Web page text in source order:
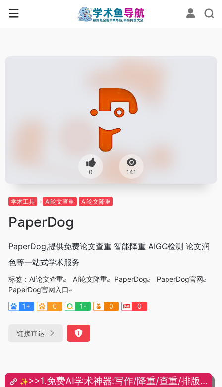
0 141
学术工具 AI论文查重 AI论文降重
PaperDog
PaperDog,提供免费论文查重 智能降重 AIGC检测 论文润
色等一站式学术服务
标签： AI论文查重 AI论文降重 PaperDog
PaperDog官网
PaperDog官网入口
1+
0 1- 0 0
链接直达
✨>>1.免费AI学术神器:写作/降重/查重/排版...